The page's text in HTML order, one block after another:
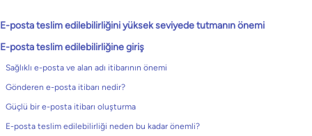
E-posta teslim edilebilirliğini yüksek seviyede tutmanın önemi
E-posta teslim edilebilirliğine giriş
Sağlıklı e-posta ve alan adı itibarının önemi
Gönderen e-posta itibarı nedir?
Güçlü bir e-posta itibarı oluşturma
E-posta teslim edilebilirliği neden bu kadar önemli?